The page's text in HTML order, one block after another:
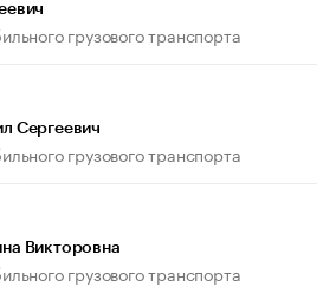
грузового транспорта
Сергеевич
грузового транспорта
Викторовна
грузового транспорта